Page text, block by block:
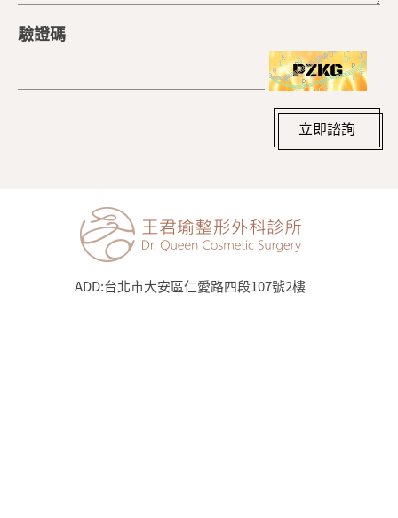
驗證碼
立即諮詢
ADD:台北市大安區仁愛路四段107號2樓